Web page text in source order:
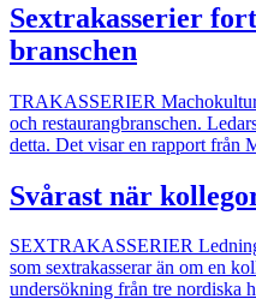
Sextrakasserier
branschen
TRAKASSERIER
och restaurangbranschen.
detta. Det visar en rapport från
Svårast när
SEXTRAKASSERIER
som sextrakasserar än om en
undersökning från tre nordiska